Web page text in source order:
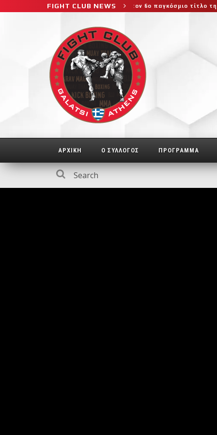
FIGHT CLUB NEWS
καριέρας της, διεκδικεί τον 6ο παγκόσμιο τίτλο της
ΑΡΧΙΚΗ Ο ΣΥΛΛΟΓΟΣ ΠΡΟΓΡΑΜΜΑ